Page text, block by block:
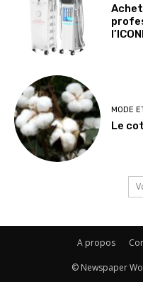
MODE
Le
A propos
© Newspaper